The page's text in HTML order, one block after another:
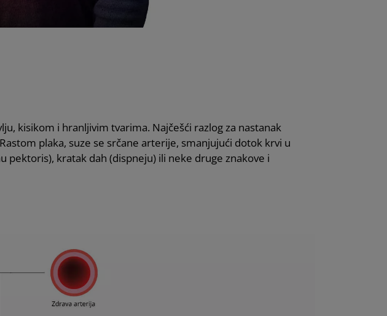
kisikom i hranljivim tvarima. Najčešći razlog za nastanak
plaka, suze se srčane arterije, smanjujući dotok krvi u
pektoris), kratak dah (dispneju) ili neke druge znakove i